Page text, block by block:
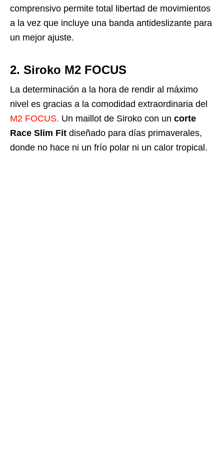
comprensivo permite total libertad de movimientos
a la vez que incluye una banda antideslizante para
un mejor ajuste.
2. Siroko M2 FOCUS
La determinación a la hora de rendir al máximo
nivel es gracias a la comodidad extraordinaria del
M2 FOCUS. Un maillot de Siroko con un corte
Race Slim Fit diseñado para días primaverales,
donde no hace ni un frío polar ni un calor tropical.